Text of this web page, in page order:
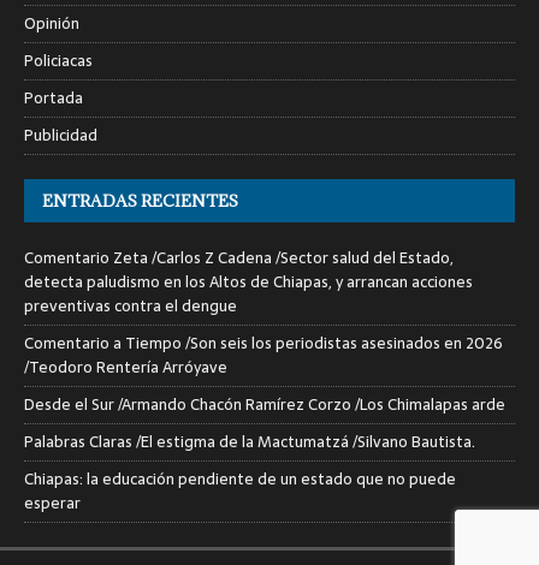
Opinión
Policiacas
Portada
Publicidad
ENTRADAS RECIENTES
Comentario Zeta /Carlos Z Cadena /Sector salud del Estado,
detecta paludismo en los Altos de Chiapas, y arrancan acciones
preventivas contra el dengue
Comentario a Tiempo /Son seis los periodistas asesinados en 2026
/Teodoro Rentería Arróyave
Desde el Sur /Armando Chacón Ramírez Corzo /Los Chimalapas arde
Palabras Claras /El estigma de la Mactumatzá /Silvano Bautista.
Chiapas: la educación pendiente de un estado que no puede
esperar